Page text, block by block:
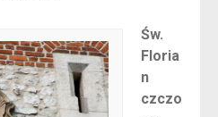
Św.
Floria
n
czczo